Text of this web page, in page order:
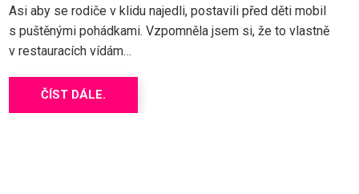
Asi aby se rodiče v klidu najedli, postavili před děti mobil
s puštěnými pohádkami. Vzpomněla jsem si, že to vlastně
v restauracích vídám…
ČÍST DÁLE.